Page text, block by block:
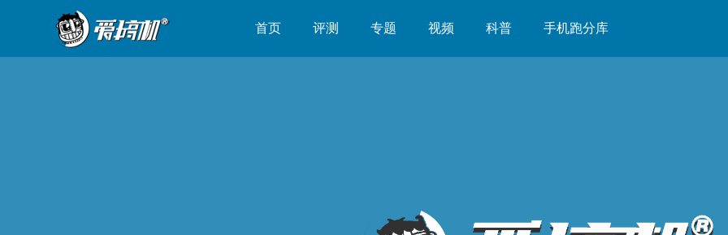
首页 评测 专题 视频 科普 手机跑分库